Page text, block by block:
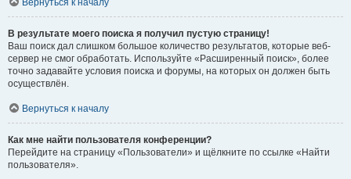
Вернуться к началу
В результате моего поиска я получил пустую страницу!
Ваш поиск дал слишком большое количество результатов, которые веб-
сервер не смог обработать. Используйте «Расширенный поиск», более
точно задавайте условия поиска и форумы, на которых он должен быть
осуществлён.
Вернуться к началу
Как мне найти пользователя конференции?
Перейдите на страницу «Пользователи» и щёлкните по ссылке «Найти
пользователя».